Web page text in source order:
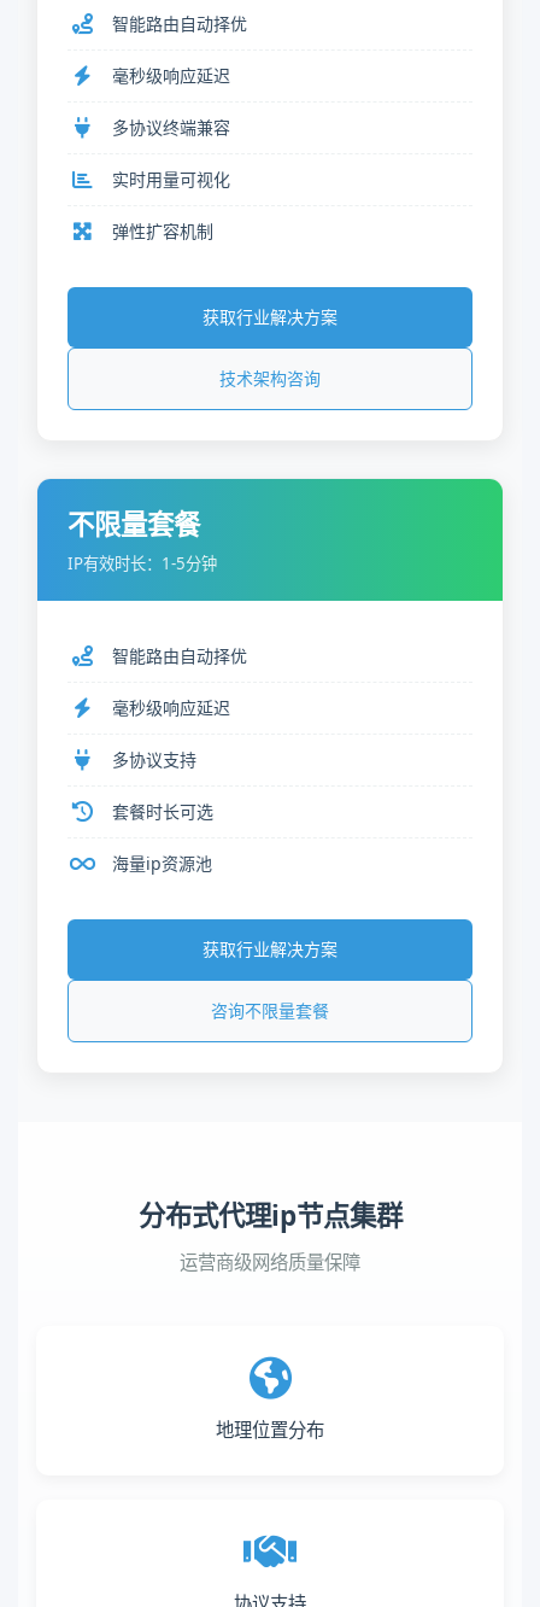
智能路由自动择优
毫秒级响应延迟
多协议终端兼容
实时用量可视化
弹性扩容机制
获取行业解决方案
技术架构咨询
不限量套餐
IP有效时长：1-5分钟
智能路由自动择优
毫秒级响应延迟
多协议支持
套餐时长可选
海量ip资源池
获取行业解决方案
咨询不限量套餐
分布式代理ip节点集群
运营商级网络质量保障
地理位置分布